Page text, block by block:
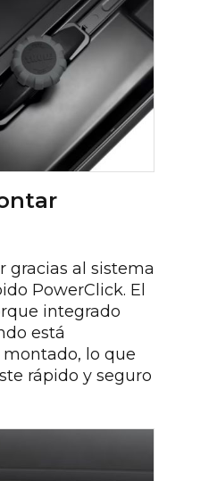
gracias al sistema
PowerClick. El
integrado
está
lo que
rápido y seguro